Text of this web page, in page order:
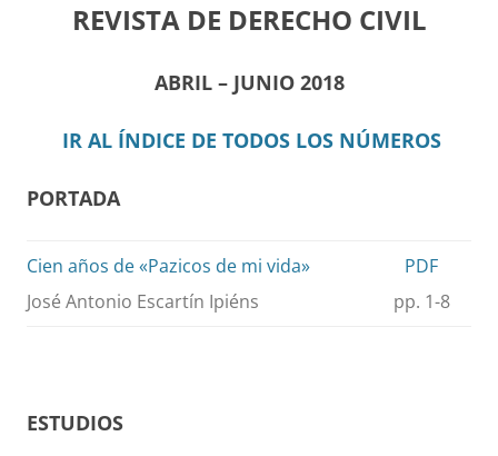
REVISTA DE DERECHO CIVIL
ABRIL – JUNIO 2018
IR AL ÍNDICE DE TODOS LOS NÚMEROS
PORTADA
Cien años de «Pazicos de mi vida»
José Antonio Escartín Ipiéns
PDF
pp. 1-8
ESTUDIOS